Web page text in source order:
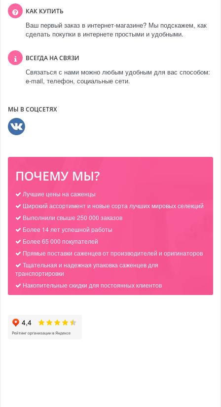
КАК КУПИТЬ
Ваш первый заказ в интернет-магазине? Мы подскажем, как
сделать покупки в интернете простыми и удобными.
ВСЕГДА НА СВЯЗИ
Связаться с нами можно любым удобным для вас способом:
e-mail, телефон, социальные сети.
МЫ В СОЦСЕТЯХ
ПОЧЕМУ МЫ?
Лучшие цены на саженцы
Широкий ассортимент и новые сорта лучших мировых селекций
Выполнили свыше 250 000 заказов
Более 14 лет успешной работы
Более 65 000 покупателей
Прямые поставки саженцев от производителей и оригинаторов
Тщательная и надежная упаковка саженцев для
транспортировки
Накопительные скидки для постоянных клиентов